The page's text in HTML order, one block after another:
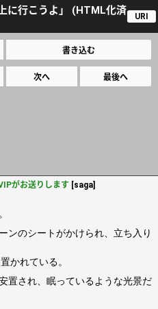
に行こうよ」 (HTML化済
URI
書き込む
次へ 最後へ
がお送りします [saga]
ンのシートがかけられ、立ち入り
かれている。
置され、眠っているような光景だ